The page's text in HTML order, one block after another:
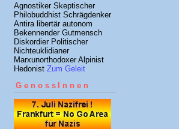
Agnostiker Skeptischer
Philobuddhist Schrägdenker
Antira libertär autonom
Bekennender Gutmensch
Diskordier Politischer
Nichteuklidianer
Marxunorthodoxer Alpinist
Hedonist Zum Geleit
GenossInnen